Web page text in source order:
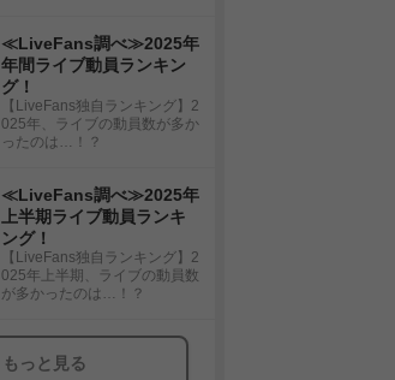
≪LiveFans調べ≫2025年
年間ライブ動員ランキン
グ！
【LiveFans独自ランキング】2
025年、ライブの動員数が多か
ったのは…！？
≪LiveFans調べ≫2025年
上半期ライブ動員ランキ
ング！
【LiveFans独自ランキング】2
025年上半期、ライブの動員数
が多かったのは…！？
もっと見る